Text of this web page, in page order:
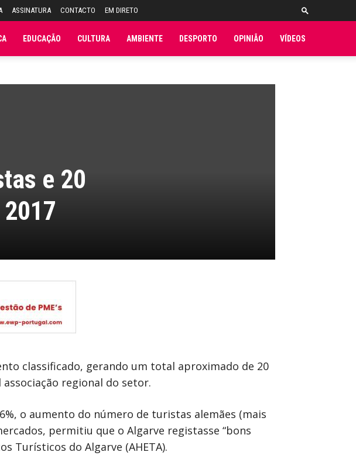
ASSINATURA CONTACTO EM DIRETO
EDUCAÇÃO CULTURA AMBIENTE DESPORTO OPINIÃO VÍDEOS
e 20
classificado, gerando um total aproximado de 20
regional do setor.
o aumento do número de turistas alemães (mais
permitiu que o Algarve registasse “bons
Turísticos do Algarve (AHETA).